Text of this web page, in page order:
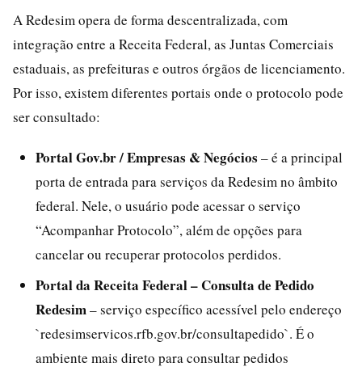
A Redesim opera de forma descentralizada, com
integração entre a Receita Federal, as Juntas Comerciais
estaduais, as prefeituras e outros órgãos de licenciamento.
Por isso, existem diferentes portais onde o protocolo pode
ser consultado:
Portal Gov.br / Empresas & Negócios – é a principal
porta de entrada para serviços da Redesim no âmbito
federal. Nele, o usuário pode acessar o serviço
“Acompanhar Protocolo”, além de opções para
cancelar ou recuperar protocolos perdidos.
Portal da Receita Federal – Consulta de Pedido
Redesim– serviço específico acessível pelo endereço
`redesimservicos.rfb.gov.br/consultapedido`. É o
ambiente mais direto para consultar pedidos